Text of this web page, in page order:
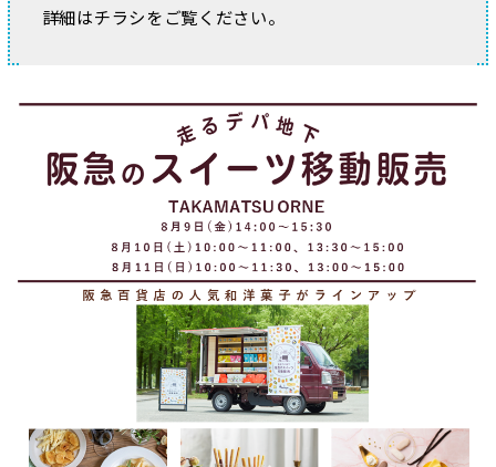
詳細はチラシをご覧ください。